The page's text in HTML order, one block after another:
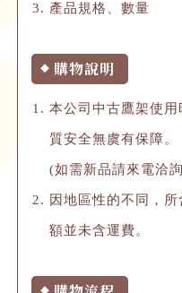
產品規格、數量
◆ 購物說明
本公司中古鷹架使
質安全無虞有保障。
(如需新品請來電洽
因地區性的不同，
額並未含運費。
◆